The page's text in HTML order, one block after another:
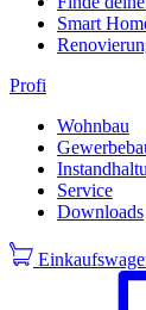
Smart
Profi
Wohnbau
Service
Downloads